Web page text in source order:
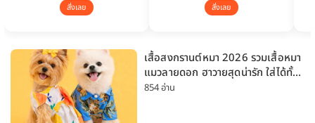
สั่งเลย สั่งเลย
เสื้อสงกรานต์หมา 2026 รวมเสื้อหมา
แมวลายดอก ฮาวายสุดน่ารัก ใส่ได้ทั้ง
หมาเล็กและหมาใหญ่
854 อ่าน